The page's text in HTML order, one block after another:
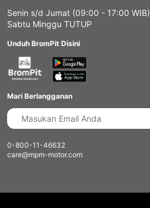
Senin s/d Jumat (09:00 - 17:00 WIB)
Sabtu Minggu TUTUP
Unduh BromPit Disini
Mari Berlangganan
0-800-11-46632
care@mpm-motor.com